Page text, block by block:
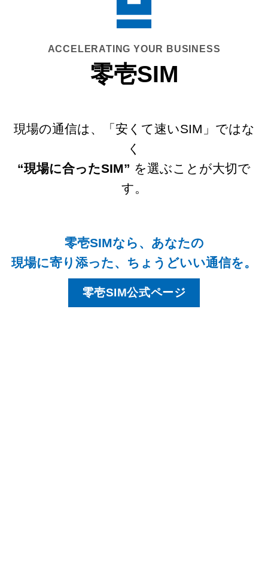
ACCELERATING YOUR BUSINESS
零壱SIM
現場の通信は、「安くて速いSIM」ではな
く
“現場に合ったSIM” を選ぶことが大切で
す。
零壱SIMなら、 あなたの
現場に寄り添った、ちょうどいい通信を。
零壱SIM公式ページ